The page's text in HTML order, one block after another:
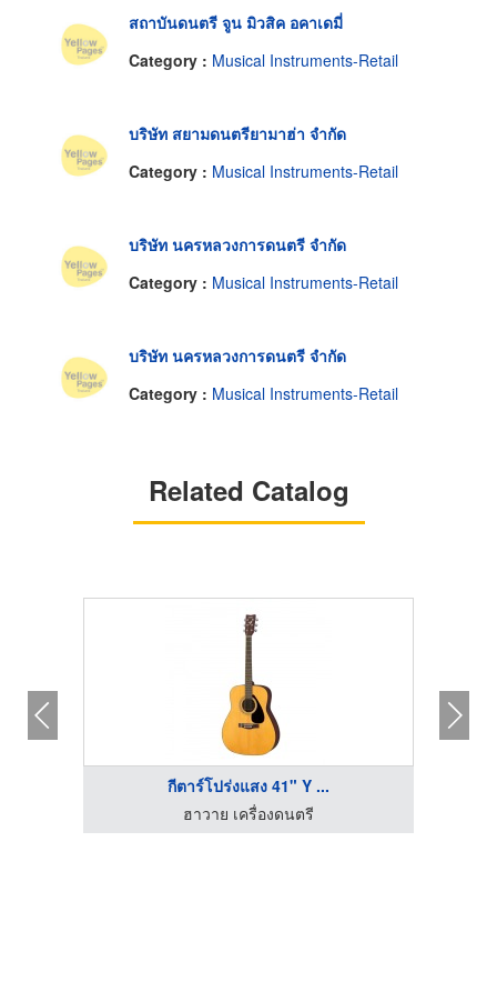
สถาบันดนตรี จูน มิวสิค อคาเดมี่
Category : Musical Instruments-Retail
บริษัท สยามดนตรียามาฮ่า จำกัด
Category : Musical Instruments-Retail
บริษัท นครหลวงการดนตรี จำกัด
Category : Musical Instruments-Retail
บริษัท นครหลวงการดนตรี จำกัด
Category : Musical Instruments-Retail
Related Catalog
กีตาร์โปร่งแสง 41" Y ...
ฮาวาย เครื่องดนตรี